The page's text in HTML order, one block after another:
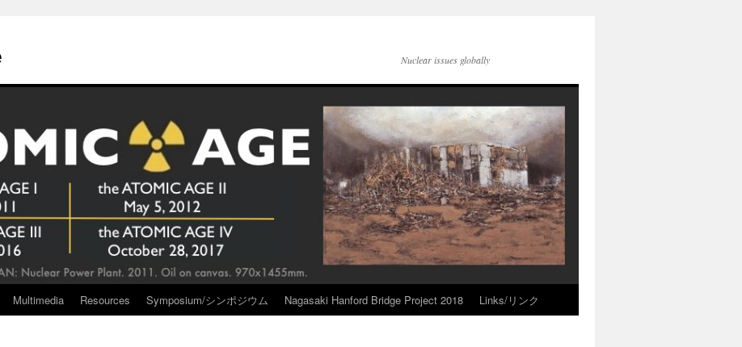
Nuclear issues globally
Multimedia Resources Symposium/シンポジウム Nagasaki Hanford Bridge Project 2018 Links/リンク